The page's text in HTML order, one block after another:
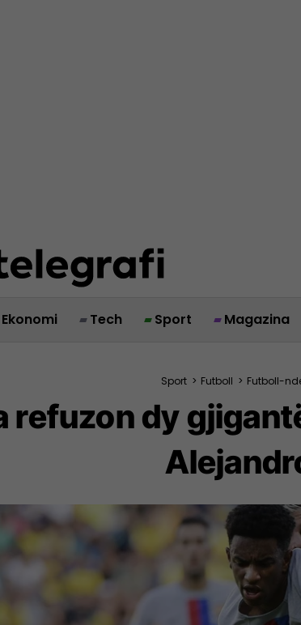
Ekonomi Tech Sport Magazina
Sport > Futboll > Futboll-
refuzon dy